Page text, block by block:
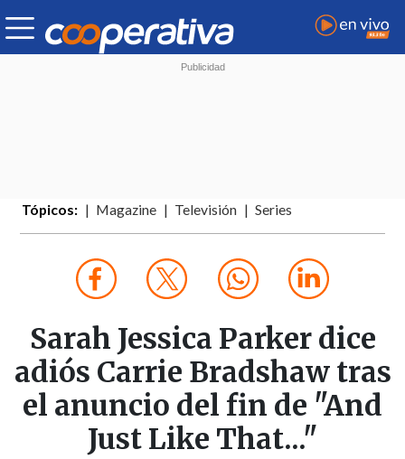
Tópicos: Magazine Televisión Series
Sarah Jessica Parker dice
adiós Carrie Bradshaw tras
el anuncio del fin de "And
Just Like That..."